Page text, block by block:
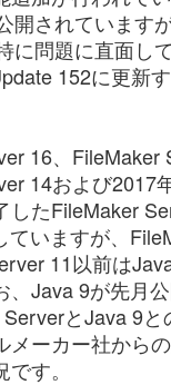
開されています
に問題に直面し
152に更新
16、FileMaker
14および2017
したFileMaker
ていますが、
11以前は
、Java 9が先月
とJava 9と
メーカー社から
す。